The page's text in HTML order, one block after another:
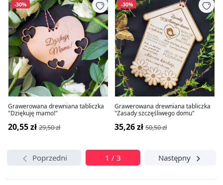
-30%
Grawerowana drewniana tabliczka
"Dziękuję mamo!"
20,55 zł 29,50 zł
-30%
Grawerowana drewniana tabliczka
"Zasady szczęśliwego domu"
35,26 zł 50,50 zł
Poprzedni 1 / 3 Następny